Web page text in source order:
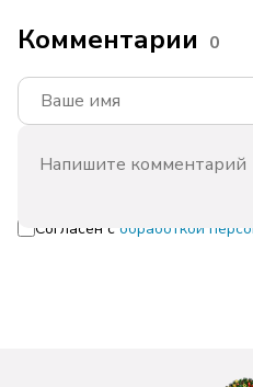
Комментарии 0
Согласен с обработкой